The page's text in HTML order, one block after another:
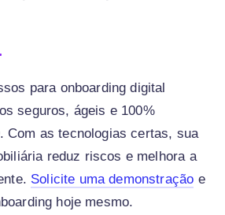
para onboarding digital
seguros, ágeis e 100%
Com as tecnologias certas, sua
reduz riscos e melhora a
Solicite uma demonstração e
hoje mesmo.